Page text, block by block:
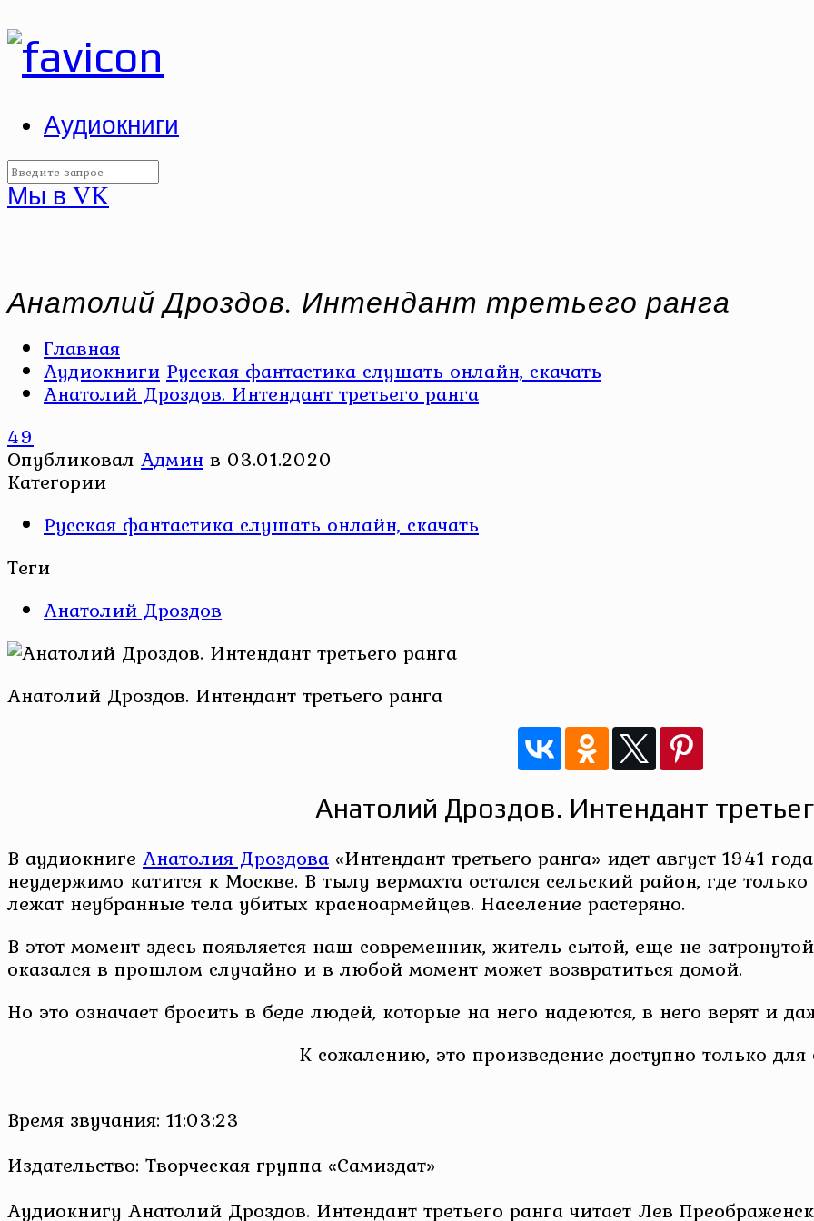
Аудиокниги
Мы в VK
Анатолий Дроздов. Интендант третьего ранга
Главная
Аудиокниги Русская фантастика слушать онлайн, скачать
Анатолий Дроздов. Интендант третьего ранга
49
Опубликовал Админ в 03.01.2020
Категории
Русская фантастика слушать онлайн, скачать
Теги
Анатолий Дроздов
Анатолий Дроздов. Интендант третьего ранга
Анатолий Дроздов. Интендант
В аудиокниге Анатолия Дроздова «Интендант третьего ранга» идет август 1941
неудержимо катится к Москве. В тылу вермахта остался сельский район, где
лежат неубранные тела убитых красноармейцев. Население растеряно.
В этот момент здесь появляется наш современник, житель сытой, еще не
оказался в прошлом случайно и в любой момент может возвратиться домой.
Но это означает бросить в беде людей, которые на него надеются, в него верят и
К сожалению, это произведение доступно только для
Время звучания: 11:03:23
Издательство: Творческая группа «Самиздат»
Аудиокнигу Анатолий Дроздов. Интендант третьего ранга читает Лев